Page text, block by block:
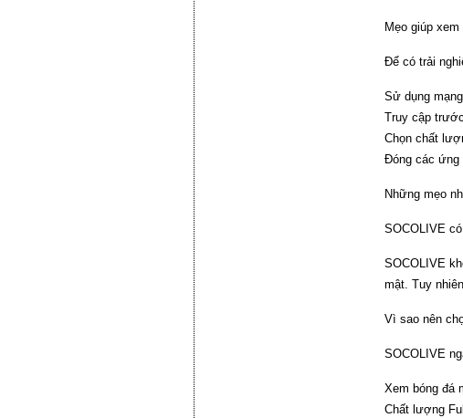
Mẹo giúp
Để có trải
Sử dụng
Truy cập
Chọn chất
Đóng các ứng
Những mẹo
SOCOLIVE
SOCOLIVE
mật. Tuy
Vì sao nên
SOCOLIVE
Xem bóng đá
Chất lượng